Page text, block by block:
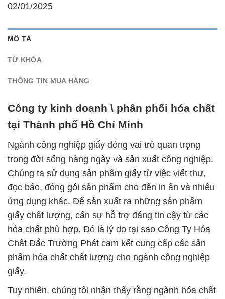
02/01/2025
MÔ TẢ
TỪ KHÓA
THÔNG TIN MUA HÀNG
Công ty kinh doanh \ phân phối hóa chất
tại Thành phố Hồ Chí Minh
Ngành công nghiệp giấy đóng vai trò quan trọng
trong đời sống hàng ngày và sản xuất công nghiệp.
Chúng ta sử dụng sản phẩm giấy từ việc viết thư,
đọc báo, đóng gói sản phẩm cho đến in ấn và nhiều
ứng dụng khác. Để sản xuất ra những sản phẩm
giấy chất lượng, cần sự hỗ trợ đáng tin cậy từ các
hóa chất phù hợp. Đó là lý do tại sao Công Ty Hóa
Chất Đắc Trường Phát cam kết cung cấp các sản
phẩm hóa chất chất lượng cho ngành công nghiệp
giấy.
Tuy nhiên, chúng tôi nhận thấy rằng ngành hóa chất